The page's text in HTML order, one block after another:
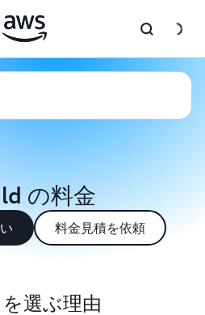
の料金
料金見積を依頼
選ぶ理由